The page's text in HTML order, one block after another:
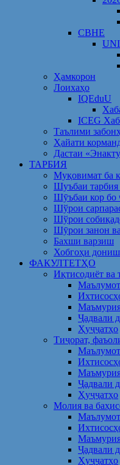
CBHE
Ҳамкорон
Лоихаҳо
IQEduU
ICEG
Таълими
Ҳайати
Дастаи
ТАРБИЯ
Муқовимат ба
Шуъбаи тарбия
Шӯъбаи кор бо
Шўрои
Шўрои
Шӯрои занон
Бахши варзиш
Хобгоҳи
ФАКУЛТЕТҲО
Иқтисодиёт ва
Маълумот
Ҷадвали
Ҳуҷҷатҳо
Тиҷорат,
Маълумот
Ҷадвали
Ҳуҷҷатҳо
Молия ва
Маълумот
Ҷадвали
Ҳуҷҷатҳо